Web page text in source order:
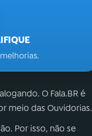
O Fala.BR é
meio das Ouvidorias.
Por isso, não se